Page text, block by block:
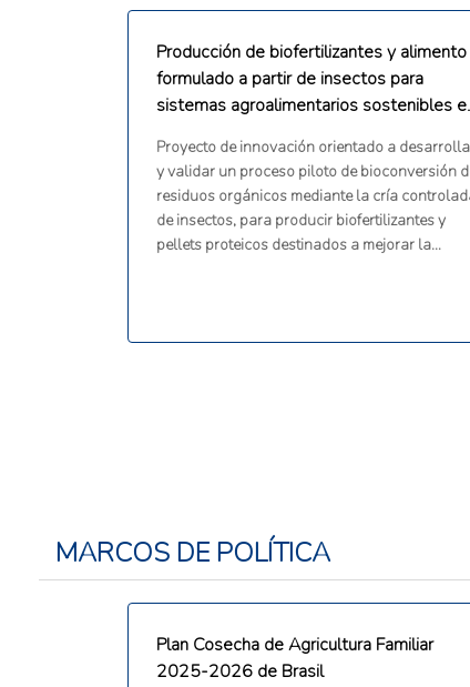
Producción de biofertilizantes y alimento
formulado a partir de insectos para
sistemas agroalimentarios sostenibles
Proyecto de innovación orientado a
y validar un proceso piloto de bioconversión
residuos orgánicos mediante la cría
de insectos, para producir biofertilizantes y
pellets proteicos destinados a mejorar la
agroalimentarios sostenibles en zonas áridas
MARCOS DE POLÍTICA
Plan Cosecha de Agricultura Familiar
2025-2026 de Brasil